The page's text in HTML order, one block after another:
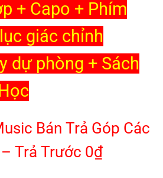
+ Capo + Phím
giác chỉnh
dự phòng + Sách
Bán Trả Góp Các
Trả Trước 0₫